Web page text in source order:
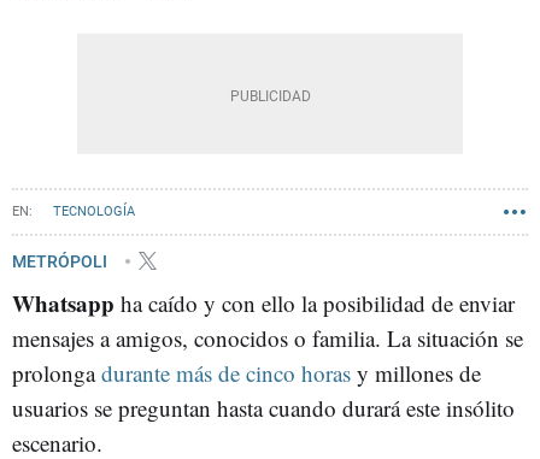
TECNOLOGÍA
METRÓPOLI
Whatsapp ha caído y con ello la posibilidad de enviar
mensajes a amigos, conocidos o familia. La situación se
prolongadurante más de cinco horas y millones de
usuarios se preguntan hasta cuando durará este insólito
escenario.